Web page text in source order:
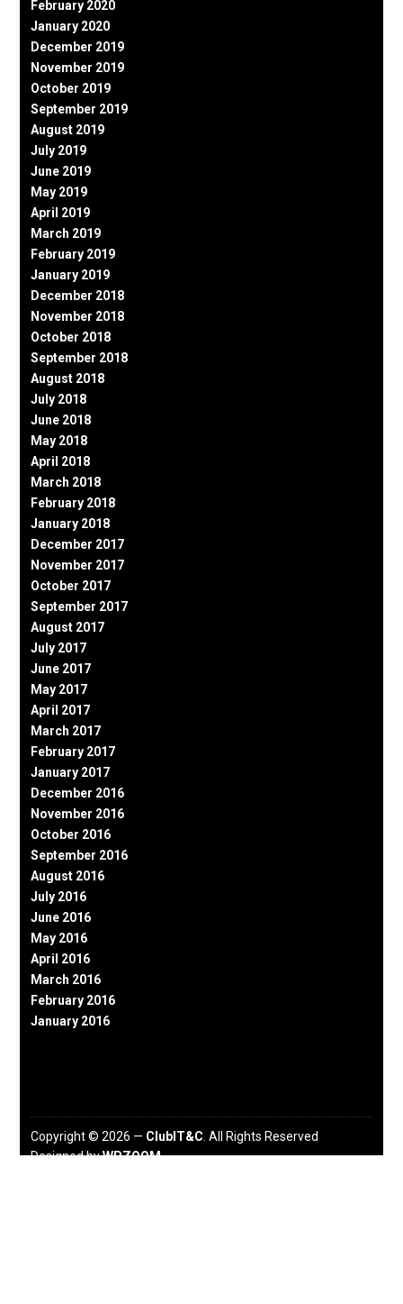
February 2020
January 2020
December 2019
November 2019
October 2019
September 2019
August 2019
July 2019
June 2019
May 2019
April 2019
March 2019
February 2019
January 2019
December 2018
November 2018
October 2018
September 2018
August 2018
July 2018
June 2018
May 2018
April 2018
March 2018
February 2018
January 2018
December 2017
November 2017
October 2017
September 2017
August 2017
July 2017
June 2017
May 2017
April 2017
March 2017
February 2017
January 2017
December 2016
November 2016
October 2016
September 2016
August 2016
July 2016
June 2016
May 2016
April 2016
March 2016
February 2016
January 2016
Copyright © 2026 — ClubIT&C. All Rights Reserved
Designed byWPZOOM